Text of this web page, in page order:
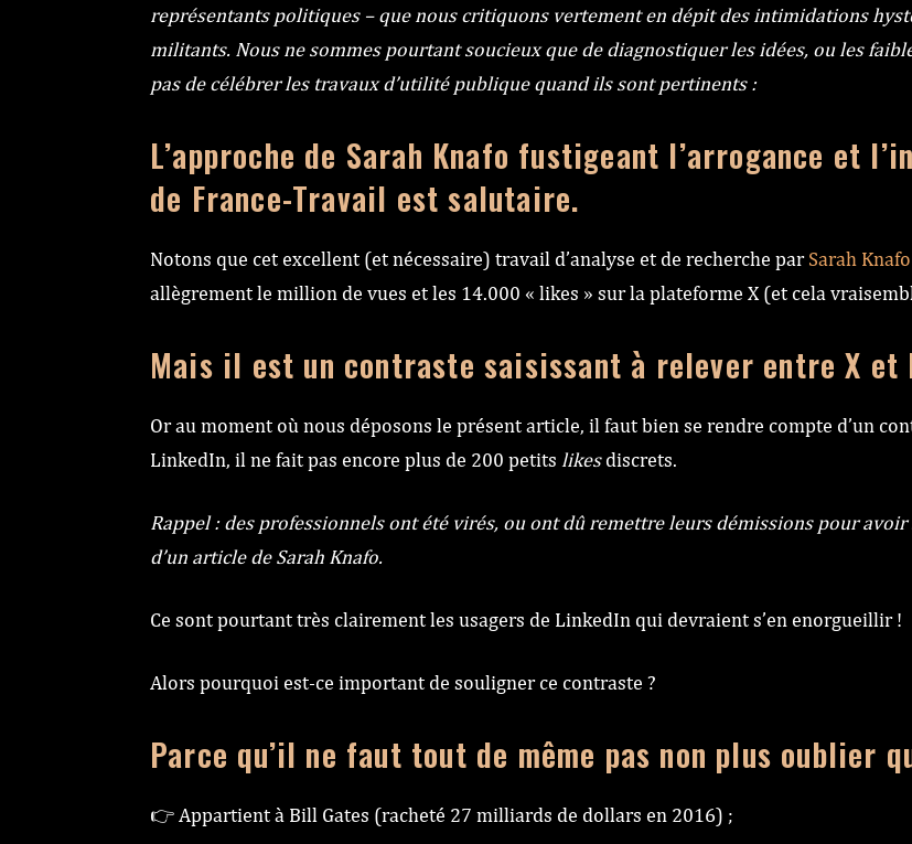
représentants politiques – que nous critiquons vertement en dépit des intimidations
militants. Nous ne sommes pourtant soucieux que de diagnostiquer les idées, ou les
pas de célébrer les travaux d’utilité publique quand ils sont pertinents :
L’approche de Sarah Knafo fustigeant l’arrogance et
de France-Travail est salutaire.
Notons que cet excellent (et nécessaire) travail d’analyse et de recherche parSarah Knafo
allègrement le million de vues et les 14.000 « likes » sur la plateforme X (et cela
Mais il est un contraste saisissant à relever entre X et
Or au moment où nous déposons le présent article, il faut bien se rendre compte d’un
LinkedIn, il ne fait pas encore plus de 200 petits likesdiscrets.
Rappel : des professionnels ont été virés, ou ont dû remettre leurs démissions pour
d’un article de Sarah Knafo.
Ce sont pourtant très clairement les usagers de LinkedIn qui devraient s’en enorgueillir !
Alors pourquoi est-ce important de souligner ce contraste ?
Parce qu’il ne faut tout de même pas non plus oublier
👉 Appartient à Bill Gates (racheté 27 milliards de dollars en 2016) ;